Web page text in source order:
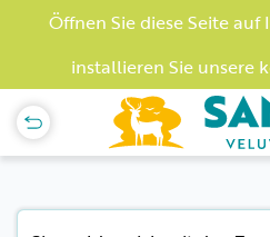
Öffnen Sie diese Seite
installieren Sie unsere